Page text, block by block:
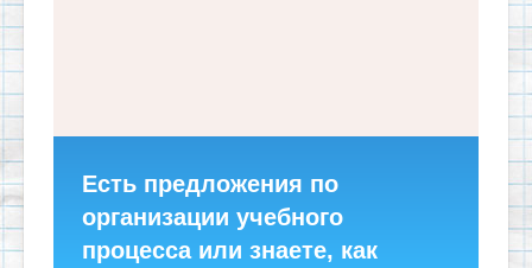
Есть предложения по
организации учебного
процесса или знаете, как